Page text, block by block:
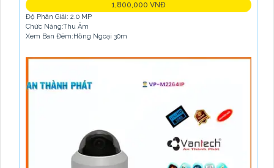
1,800,000 VNĐ
Độ Phân Giải: 2.0 MP
Chức Năng:Thu Âm
Xem Ban Đêm:Hồng Ngoại 30m